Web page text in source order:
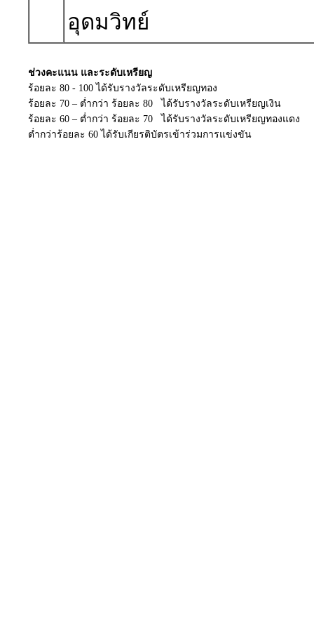
อุดมวิทย์
ช่วงคะแนน และระดับเหรียญ
ร้อยละ 80 - 100 ได้รับรางวัลระดับเหรียญทอง
ร้อยละ 70 – ต่ำกว่า ร้อยละ 80 ได้รับรางวัลระดับเหรียญเงิน
ร้อยละ 60 – ต่ำกว่า ร้อยละ 70 ได้รับรางวัลระดับเหรียญทองแดง
ต่ำกว่าร้อยละ 60 ได้รับเกียรติบัตรเข้าร่วมการแข่งขัน